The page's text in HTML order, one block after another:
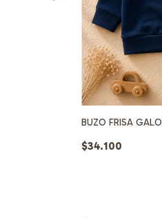
BUZO FRISA GALO
$34.100